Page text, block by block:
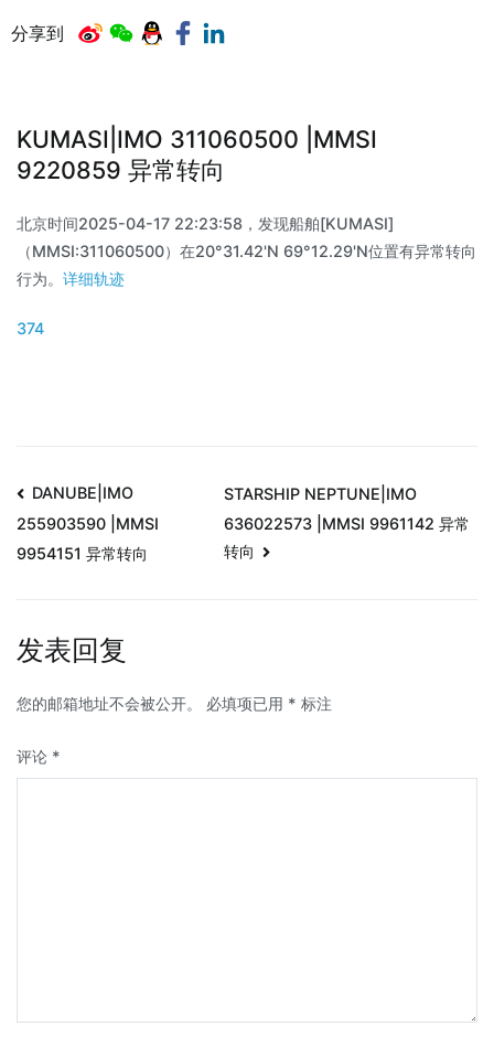
分享到
KUMASI|IMO 311060500 |MMSI
9220859 异常转向
北京时间2025-04-17 22:23:58，发现船舶[KUMASI]
（MMSI:311060500）在20°31.42'N 69°12.29'N位置有异常转向
行为。 详细轨迹
374
DANUBE|IMO
255903590 |MMSI
9954151 异常转向
STARSHIP NEPTUNE|IMO
636022573 |MMSI 9961142 异常
转向
发表回复
您的邮箱地址不会被公开。 必填项已用 * 标注
评论 *